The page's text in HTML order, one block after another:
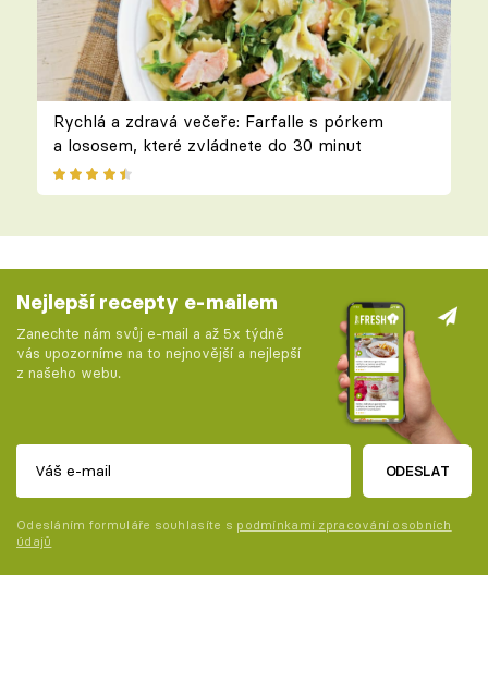
Rychlá a zdravá večeře: Farfalle s pórkem
a lososem, které zvládnete do 30 minut
Nejlepší recepty e-mailem
Zanechte nám svůj e-mail a až 5x týdně
vás upozorníme na to nejnovější a nejlepší
z našeho webu.
ODESLAT
Odesláním formuláře souhlasíte s podmínkami zpracování osobních
údajů